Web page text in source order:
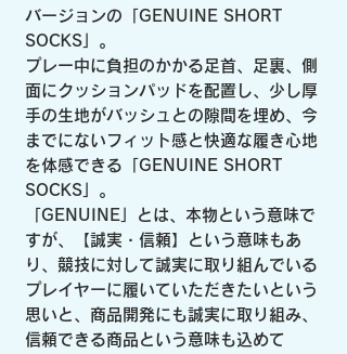
バージョンの「GENUINE SHORT
SOCKS」。
プレー中に負担のかかる足首、足裏、側
面にクッションパッドを配置し、少し厚
手の生地がバッシュとの隙間を埋め、今
までにないフィット感と快適な履き心地
を体感できる「GENUINE SHORT
SOCKS」。
「GENUINE」とは、本物という意味で
すが、【誠実・信頼】という意味もあ
り、競技に対して誠実に取り組んでいる
プレイヤーに履いていただきたいという
思いと、商品開発にも誠実に取り組み、
信頼できる商品という意味も込めて